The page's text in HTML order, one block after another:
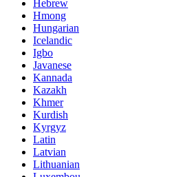
Hebrew
Hmong
Hungarian
Icelandic
Igbo
Javanese
Kannada
Kazakh
Khmer
Kurdish
Kyrgyz
Latin
Latvian
Lithuanian